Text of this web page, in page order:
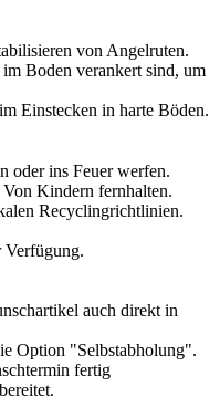
von Angelruten.
Boden verankert sind, um
Einstecken in harte Böden.
oder ins Feuer werfen.
Kindern fernhalten.
Recyclingrichtlinien.
Verfügung.
auch direkt in
Option "Selbstabholung".
fertig